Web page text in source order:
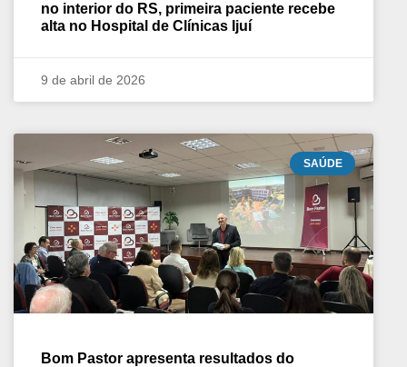
no interior do RS, primeira paciente recebe
alta no Hospital de Clínicas Ijuí
9 de abril de 2026
SAÚDE
Bom Pastor apresenta resultados do